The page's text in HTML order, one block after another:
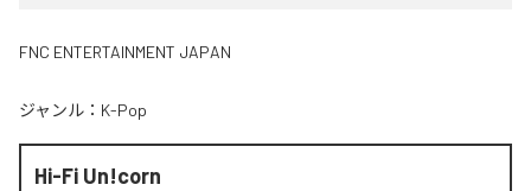
FNC ENTERTAINMENT JAPAN
ジャンル： K-Pop
Hi-Fi Un!corn